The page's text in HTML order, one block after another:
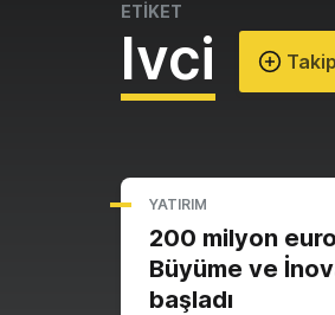
ETİKET
Ivci
YATIRIM
200 milyon
Büyüme ve
başladı